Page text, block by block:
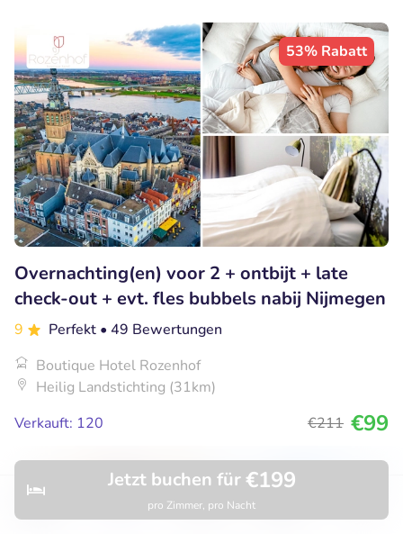
Restaurants Buchungen
Jetzt buchen für€199
pro Zimmer, pro Nacht
53% Rabatt
Overnachting(en) voor 2 + ontbijt + late
check-out + evt. fles bubbels nabij Nijmegen
9 Perfekt • 49 Bewertungen
Boutique Hotel Rozenhof
Heilig Landstichting (31km)
Verkauft: 120
€211 €99